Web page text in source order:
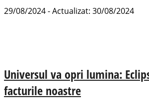
29/08/2024 - Actualizat: 30/08/2024
Universul va opri lumina:
facturile noastre